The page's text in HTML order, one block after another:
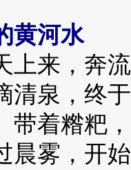
黄河水
来，奔流
清泉，终
着糌粑，
晨雾，开